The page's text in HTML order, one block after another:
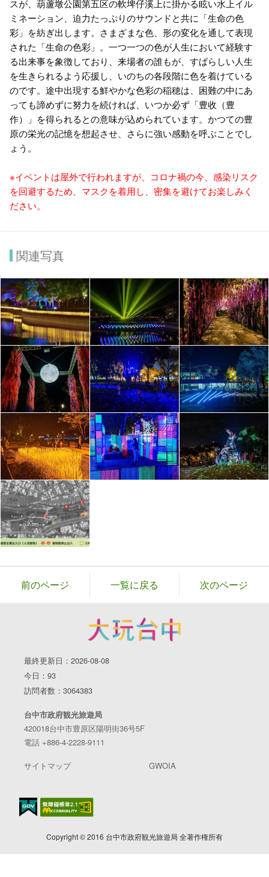
スが、葫蘆墩公園第五区の軟埤仔溪上に掛かる眩い水上イル
ミネーション、迫力たっぷりのサウンドと共に「生命の色
彩」を紡ぎ出します。さまざまな色、形の変化を通して表現
された「生命の色彩」。一つ一つの色が人生において経験す
る出来事を象徴しており、来場者の誰もが、すばらしい人生
を生きられるよう応援し、いのちの各段階に色を着けている
のです。途中出現する鮮やかな色彩の稲穂は、困難の中にあ
っても諦めずに努力を続ければ、いつか必ず「豊收（豊
作）」を得られるとの意味が込められています。かつての豊
原の栄光の記憶を想起させ、さらに強い感動を呼ぶことでし
ょう。
※イベントは屋外で行われますが、コロナ禍の今、感染リスク
を回避するため、マスクを着用し、密集を避けてお楽しみく
ださい。
関連写真
前のページ 一覧に戻る 次のページ
最終更新日：2026-08-08
今日：93
訪問者数：3064383
台中市政府観光旅遊局
420018台中市豊原区陽明街36号5F
電話 +886-4-2228-9111
サイトマップ GWOIA
Copyright © 2016 台中市政府観光旅遊局 全著作権所有